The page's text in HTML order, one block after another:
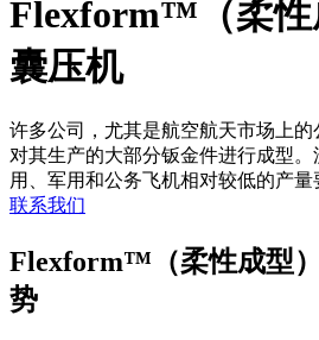
Flexform™（柔性
囊压机
许多公司，尤其是航空航天市场上
对其生产的大部分钣金件进行成型
用、军用和公务飞机相对较低的产量
联系我们
Flexform™（柔性成型
势